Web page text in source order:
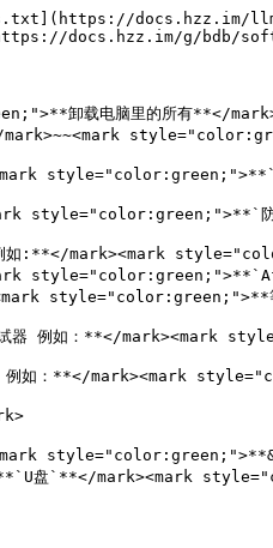
docs.hzz.im/
docs.hzz.im/g/bdb/
卸载电脑里的所有**</
style="color:green;">**`
style="color:green;">**`
如:**</mark><mark
style="color:green;">**
器 例如：**</mark><mark
例如：**</mark><mark
盘`**</mark><mark